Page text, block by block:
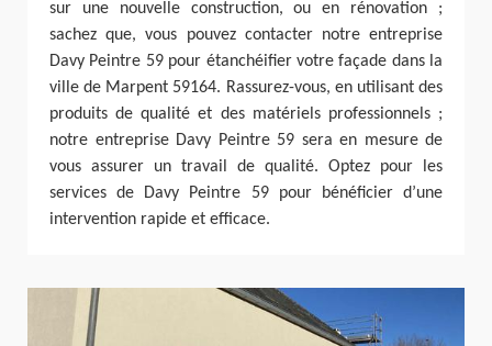
sur une nouvelle construction, ou en rénovation ;
sachez que, vous pouvez contacter notre entreprise
Davy Peintre 59 pour étanchéifier votre façade dans la
ville de Marpent 59164. Rassurez-vous, en utilisant des
produits de qualité et des matériels professionnels ;
notre entreprise Davy Peintre 59 sera en mesure de
vous assurer un travail de qualité. Optez pour les
services de Davy Peintre 59 pour bénéficier d’une
intervention rapide et efficace.